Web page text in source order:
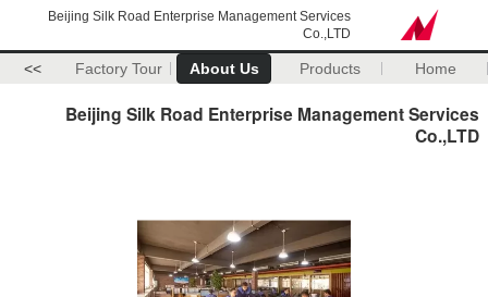
Beijing Silk Road Enterprise Management Services
Co.,LTD
Home
Products
About Us
Factory Tour
>>
Beijing Silk Road Enterprise Management Services
Co.,LTD